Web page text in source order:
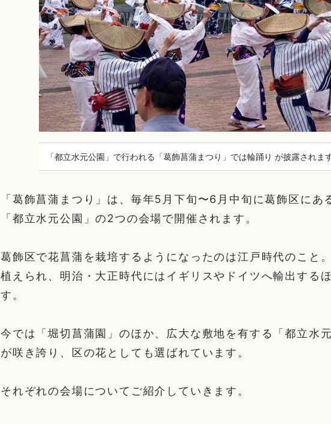
「都立水元公園」で行われる「葛飾菖蒲まつり」では輪踊り が披露されま
「葛飾菖蒲まつり」は、毎年5月下旬〜6月中旬に葛飾区にあ
「都立水元公園」の2つの会場で開催されます。
葛飾区で花菖蒲を栽培するようになったのは江戸時代のこと
植えられ、明治・大正時代にはイギリスやドイツへ輸出する
す。
今では「堀切菖蒲園」のほか、広大な敷地を有する「都立水
が咲き誇り、区の花としても選ばれています。
それぞれの会場についてご紹介していきます。